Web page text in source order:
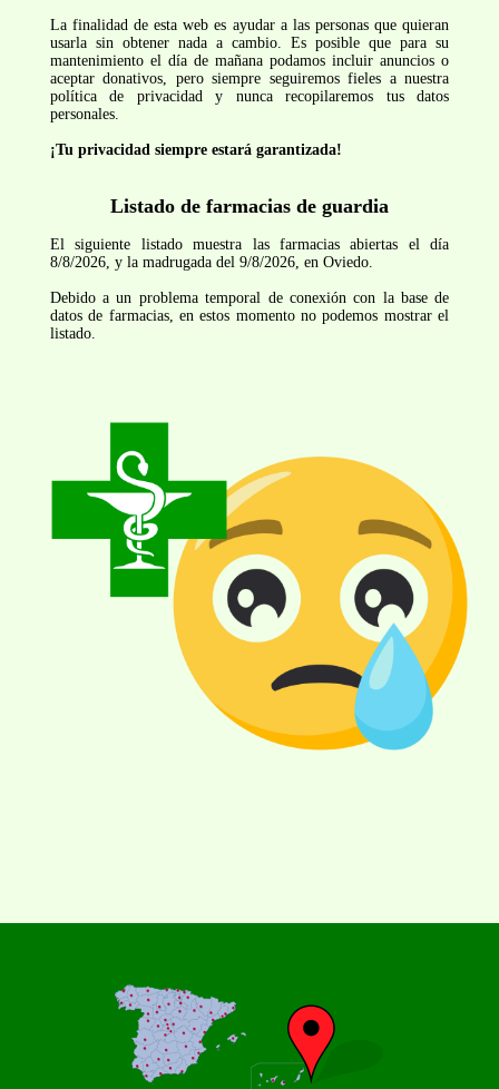
La finalidad de esta web es ayudar a las personas que quieran
usarla sin obtener nada a cambio. Es posible que para su
mantenimiento el día de mañana podamos incluir anuncios o
aceptar donativos, pero siempre seguiremos fieles a nuestra
política de privacidad y nunca recopilaremos tus datos
personales.
¡Tu privacidad siempre estará garantizada!
Listado de farmacias de guardia
El siguiente listado muestra las farmacias abiertas el día
8/8/2026, y la madrugada del 9/8/2026, en Oviedo.
Debido a un problema temporal de conexión con la base de
datos de farmacias, en estos momento no podemos mostrar el
listado.